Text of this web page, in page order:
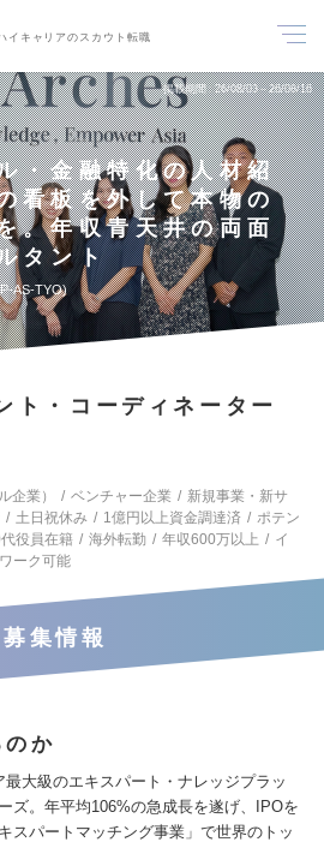
イキャリアのスカウト転職
掲載期間 26/08/03～26/08/16
・金融特化の人材紹
看板を外して本物の
。年収青天井の両面
タント
AS-TYO
ト・コーディネーター
企業）
ベンチャー企業
新規事業・新サ
土日祝休み 1億円以上資金調達済
ポテン
役員在籍 海外転勤 年収600万以上
イ
ーク可能
募集情報
か
大級のエキスパート・ナレッジプラッ
ズ。年平均106%の急成長を遂げ、IPOを
スパートマッチング事業」で世界のトッ